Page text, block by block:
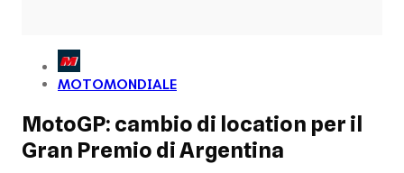
MOTOMONDIALE
MotoGP: cambio di location per il
Gran Premio di Argentina